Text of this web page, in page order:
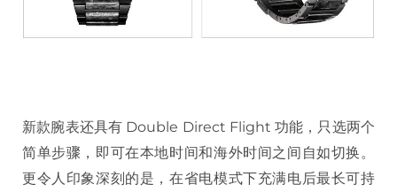
新款腕表还具有 Double Direct Flight 功能，只选两个
简单步骤，即可在本地时间和海外时间之间自如切换。
更令人印象深刻的是，在省电模式下充满电后最长可持